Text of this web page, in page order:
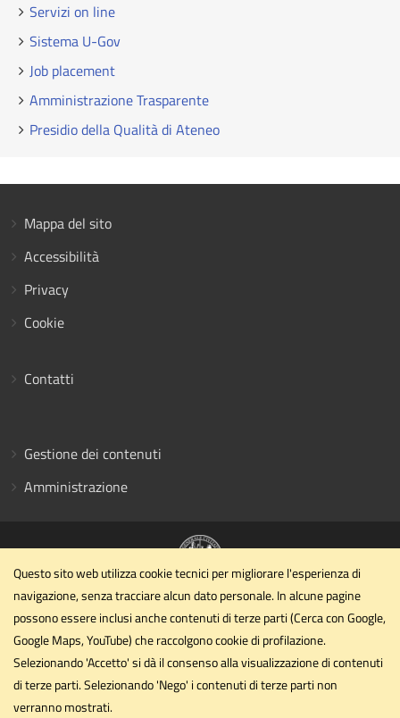
Servizi on line
Sistema U-Gov
Job placement
Amministrazione Trasparente
Presidio della Qualità di Ateneo
Mappa del sito
Accessibilità
Privacy
Cookie
Contatti
Gestione dei contenuti
Amministrazione
Dipartimento di Ingegneria civile ed ambientale
Università degli Studi di Perugia
Via G. Duranti - Perugia
Email
dipartimento.ing1@unipg.it
PEC
Questo sito web utilizza cookie tecnici per migliorare l'esperienza di
navigazione, senza tracciare alcun dato personale. In alcune pagine
possono essere inclusi anche contenuti di terze parti (Cerca con Google,
Google Maps, YouTube) che raccolgono cookie di profilazione.
Selezionando 'Accetto' si dà il consenso alla visualizzazione di contenuti
di terze parti. Selezionando 'Nego' i contenuti di terze parti non
verranno mostrati.